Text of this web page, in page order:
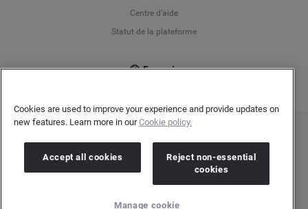
Centre d’aide
Statut de la plateforme
Français
Company number: 03898053 | N° TVA Intracommunautaire : GB 754 750 710
Cookies are used to improve your experience and provide updates on
new features. Learn more in ourCookie policy.
Accept all cookies
Reject non-essential
cookies
Manage cookie